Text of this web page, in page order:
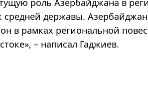
роль Азербайджана в
державы. Азербайджан
в рамках региональной
– написал Гаджиев.